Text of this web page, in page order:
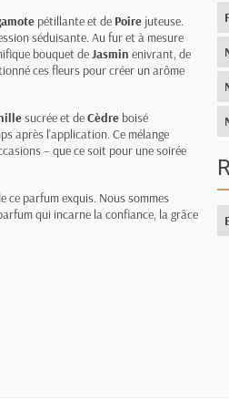
pétillante et de Poire juteuse.
séduisante. Au fur et à mesure
bouquet deJasmin enivrant, de
ces fleurs pour créer un arôme
sucrée et deCèdre boisé
après l'application. Ce mélange
– que ce soit pour une soirée
ce parfum exquis. Nous sommes
qui incarne la confiance, la grâce